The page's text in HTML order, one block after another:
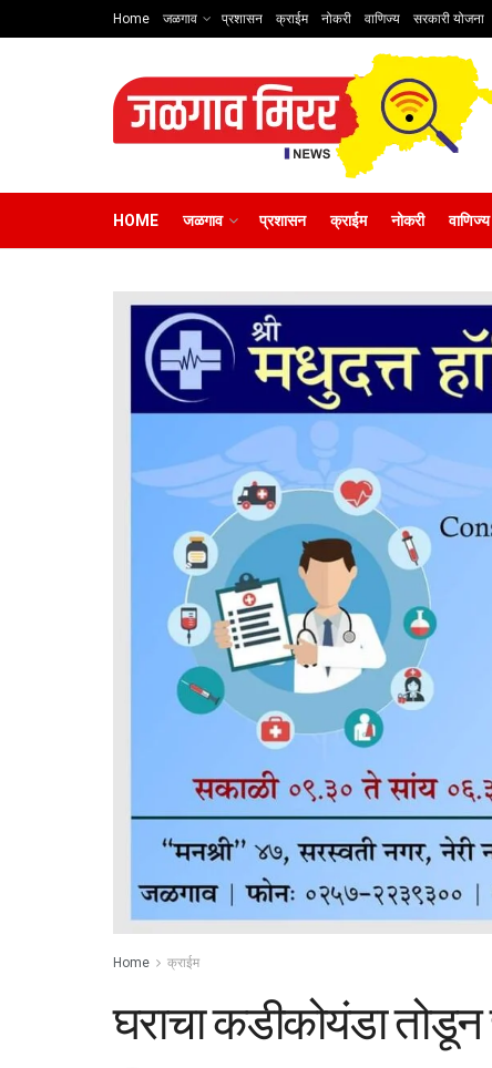
Home जळगाव प्रशासन क्राईम नोकरी वाणिज्य सरकारी योजना
HOME जळगाव प्रशासन क्राईम नोकरी वाणिज्य
Home क्राईम
घराचा कडीकोयंडा तोडून